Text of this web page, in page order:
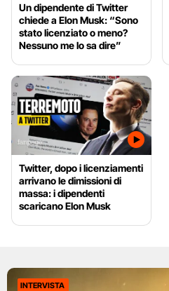
Un dipendente di Twitter
chiede a Elon Musk: “Sono
stato licenziato o meno?
Nessuno me lo sa dire”
Twitter, dopo i licenziamenti
arrivano le dimissioni di
massa: i dipendenti
scaricano Elon Musk
INTERVISTA